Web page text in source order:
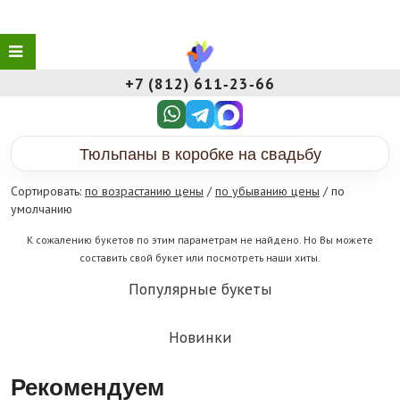
+7 (812) 611‑23‑66
Тюльпаны в коробке на свадьбу
Сортировать: по возрастанию цены /по убыванию цены / по
умолчанию
К сожалению букетов по этим параметрам не найдено. Но Вы можете
составить свой букет или посмотреть наши хиты.
Популярные букеты
Новинки
Рекомендуем